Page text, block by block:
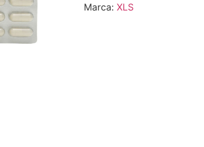
Marca:XLS